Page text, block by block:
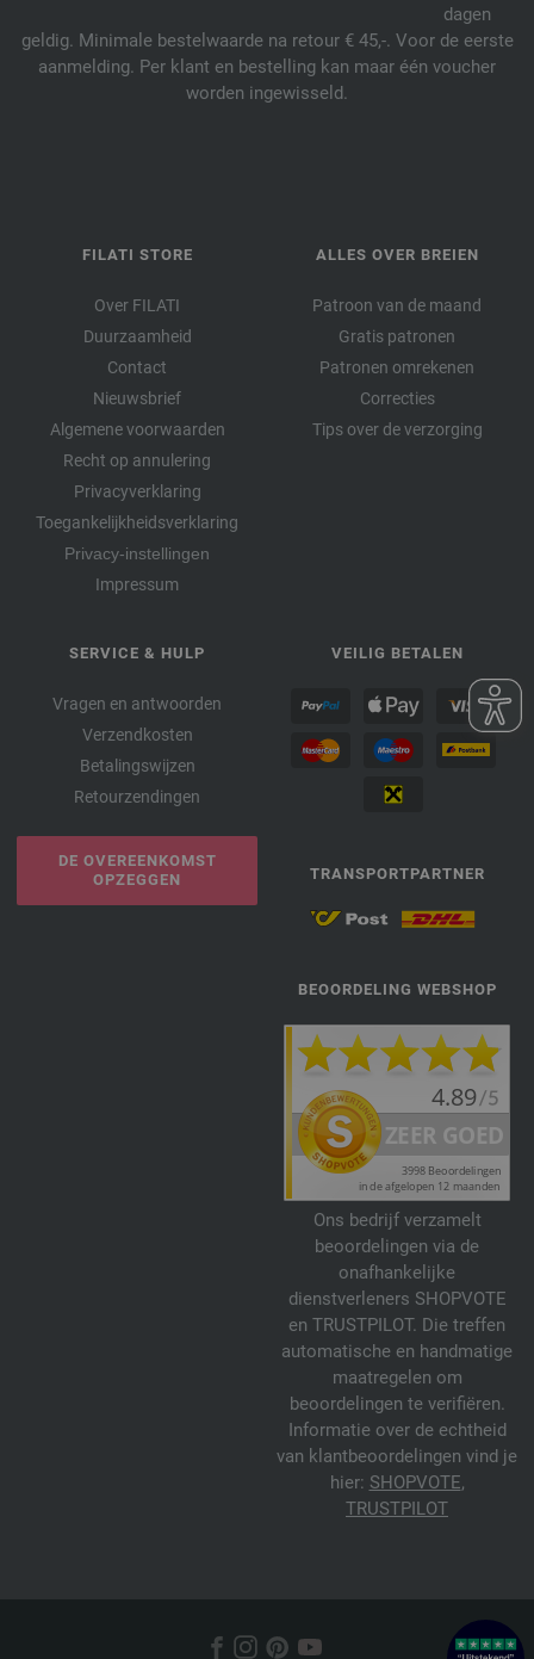
dagen
geldig. Minimale bestelwaarde na retour € 45,-. Voor de eerste
aanmelding. Per klant en bestelling kan maar één voucher
worden ingewisseld.
FILATI STORE
Over FILATI
Duurzaamheid
Contact
Nieuwsbrief
Algemene voorwaarden
Recht op annulering
Privacyverklaring
Toegankelijkheidsverklaring
Privacy-instellingen
Impressum
ALLES OVER BREIEN
Patroon van de maand
Gratis patronen
Patronen omrekenen
Correcties
Tips over de verzorging
SERVICE & HULP
Vragen en antwoorden
Verzendkosten
Betalingswijzen
Retourzendingen
DE OVEREENKOMST
OPZEGGEN
VEILIG BETALEN
TRANSPORTPARTNER
BEOORDELING WEBSHOP
Ons bedrijf verzamelt
beoordelingen via de
onafhankelijke
dienstverleners SHOPVOTE
en TRUSTPILOT. Die treffen
automatische en handmatige
maatregelen om
beoordelingen te verifiëren.
Informatie over de echtheid
van klantbeoordelingen vind je
hier: SHOPVOTE,
TRUSTPILOT